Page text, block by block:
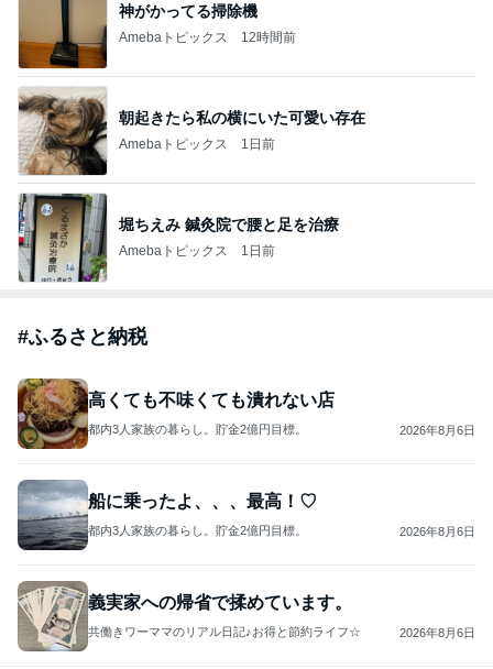
神がかってる掃除機
Amebaトピックス 12時間前
朝起きたら私の横にいた可愛い存在
Amebaトピックス 1日前
堀ちえみ 鍼灸院で腰と足を治療
Amebaトピックス 1日前
#ふるさと納税
高くても不味くても潰れない店
都内3人家族の暮らし。貯金2億円目標。 2026年8月6日
船に乗ったよ、、、最高！♡
都内3人家族の暮らし。貯金2億円目標。 2026年8月6日
義実家への帰省で揉めています。
共働きワーママのリアル日記♪お得と節約ライフ☆ 2026年8月6日